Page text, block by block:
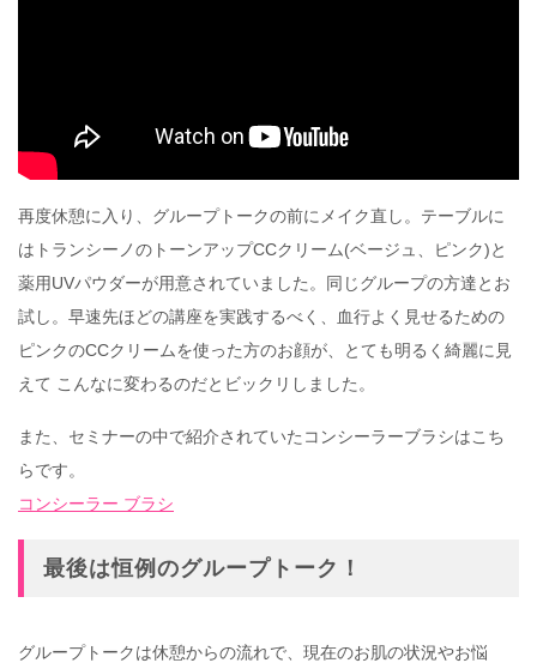
再度休憩に入り、グループトークの前にメイク直し。テーブルに
はトランシーノのトーンアップCCクリーム(ベージュ、ピンク)と
薬用UVパウダーが用意されていました。同じグループの方達とお
試し。早速先ほどの講座を実践するべく、血行よく見せるための
ピンクのCCクリームを使った方のお顔が、とても明るく綺麗に見
えて こんなに変わるのだとビックリしました。
また、セミナーの中で紹介されていたコンシーラーブラシはこち
らです。
コンシーラー ブラシ
最後は恒例のグループトーク！
グループトークは休憩からの流れで、現在のお肌の状況やお悩